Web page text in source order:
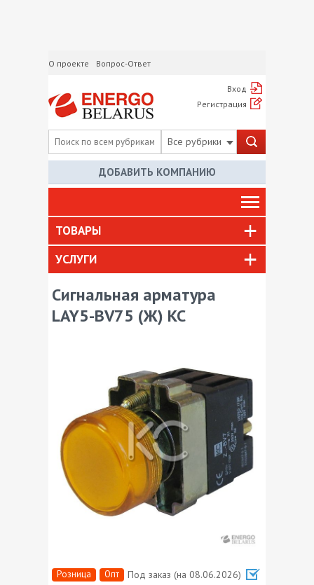
О проекте Вопрос-Ответ
Вход
Регистрация
Все рубрики
ДОБАВИТЬ КОМПАНИЮ
ТОВАРЫ
УСЛУГИ
Сигнальная арматура
LAY5-BV75 (Ж) КС
Розница Опт
Под заказ (на 08.06.2026)